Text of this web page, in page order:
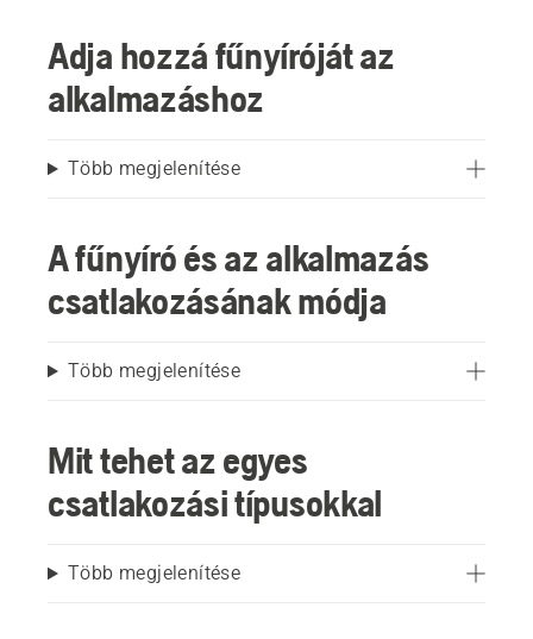
Adja hozzá fűnyíróját az
alkalmazáshoz
Több megjelenítése
A fűnyíró és az alkalmazás
csatlakozásának módja
Több megjelenítése
Mit tehet az egyes
csatlakozási típusokkal
Több megjelenítése